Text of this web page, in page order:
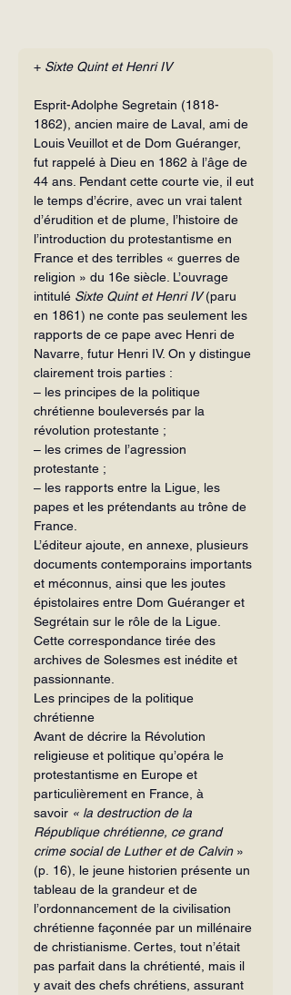
+ Sixte Quint et Henri IV
Esprit-Adolphe Segretain (1818-
1862), ancien maire de Laval, ami de
Louis Veuillot et de Dom Guéranger,
fut rappelé à Dieu en 1862 à l’âge de
44 ans. Pendant cette courte vie, il eut
le temps d’écrire, avec un vrai talent
d’éru­dition et de plume, l’histoire de
l’introduction du protestantisme en
France et des terribles « guerres de
religion » du 16e siècle. L’ouvrage
intitulé Sixte Quint et Henri IV (paru
en 1861) ne conte pas seulement les
rapports de ce pape avec Henri de
Navarre, futur Henri IV. On y distingue
clairement trois parties :
– les principes de la politique
chrétienne bouleversés par la
révolution protestante ;
– les crimes de l’agression
protestante ;
– les rapports entre la Ligue, les
papes et les prétendants au trône de
France.
L’éditeur ajoute, en annexe, plusieurs
documents contemporains importants
et méconnus, ainsi que les joutes
épistolaires entre Dom Guéranger et
Segrétain sur le rôle de la Ligue.
Cette correspondance tirée des
archives de Solesmes est inédite et
passionnante.
Les principes de la politique
chrétienne
Avant de décrire la Révolution
religieuse et politique qu’opéra le
protestantisme en Europe et
particulièrement en France, à
savoir « la destruction de la
République chrétienne, ce grand
crime social de Luther et de Calvin »
(p. 16),
le jeune historien présente un
tableau de la grandeur et de
l’ordonnancement de la civilisation
chrétienne façonnée par un millénaire
de christianisme. Certes, tout n’était
pas parfait dans la chrétienté, mais il
y avait des chefs chrétiens, assurant